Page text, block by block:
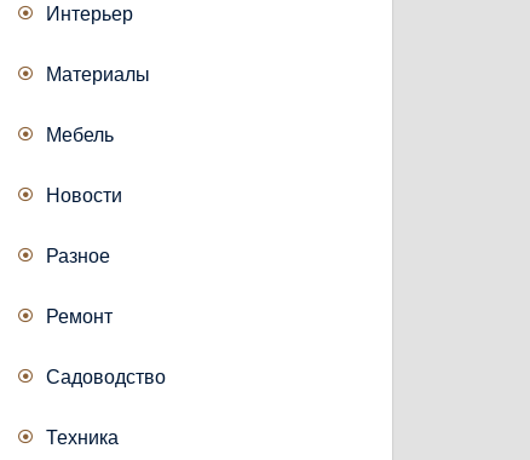
Интерьер
Материалы
Мебель
Новости
Разное
Ремонт
Садоводство
Техника